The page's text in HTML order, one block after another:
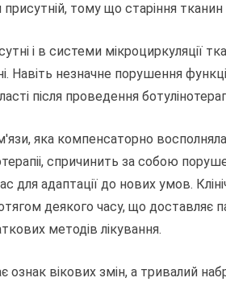
присутній, тому що старіння
і в системи мікроциркуляції
Навіть незначне порушення
після проведення
яка компенсаторно
спричинить за собою
для адаптації до нових умов.
деякого часу, що доставляє
методів лікування.
ознак вікових змін, а тривалий